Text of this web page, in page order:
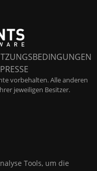
PRESSE
vorbehalten. Alle anderen
jeweiligen Besitzer.
Tools, um die